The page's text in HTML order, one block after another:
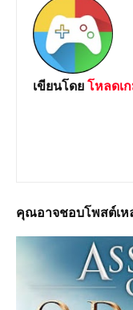
เขียนโดย โหลดเ
คุณอาจชอบโพสต์เห